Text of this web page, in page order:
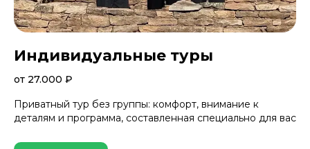
Индивидуальные туры
от 27.000 ₽
Приватный тур без группы: комфорт, внимание к
деталям и программа, составленная специально для вас